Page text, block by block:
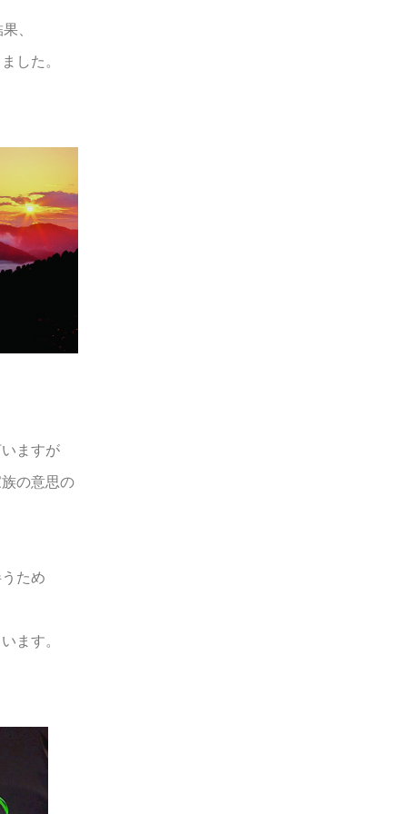
、
した。
ますが
の意思の
ため
ます。